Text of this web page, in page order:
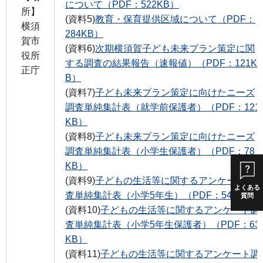
よくある
質問
所】
横須
賀市
役所
正庁
について（PDF：522KB）
(資料5)教育・保育提供区域について（PDF：
284KB）
(資料6)次期横須賀子ども未来プラン策定に関
する調査の結果報告（速報値）（PDF：121K
B）
(資料7)子ども未来プラン策定に向けたニーズ
調査単純集計表（就学前保護者）（PDF：121
KB）
(資料8)子ども未来プラン策定に向けたニーズ
調査単純集計表（小学生保護者）（PDF：78
KB）
(資料9)子どもの生活等に関するアンケート調
査単純集計表（小学5年生）（PDF：54KB）
(資料10)子どもの生活等に関するアンケート調
査単純集計表（小学5年生保護者）（PDF：63
KB）
(資料11)子どもの生活等に関するアンケート調